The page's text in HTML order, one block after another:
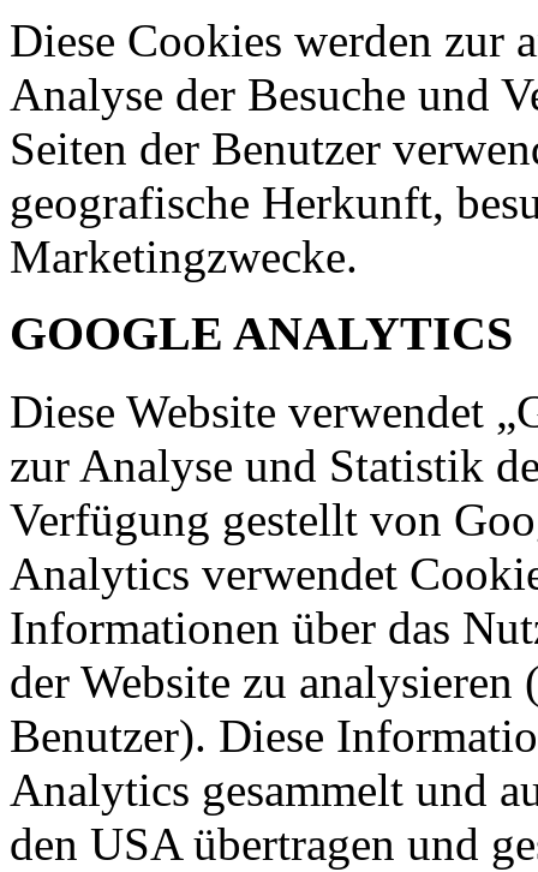
Diese Cookies werden zur
Analyse der Besuche und
Seiten der Benutzer
geografische Herkunft,
Marketingzwecke.
GOOGLE ANALYTICS
Diese Website verwendet
zur Analyse und Statistik
Verfügung gestellt von
Analytics verwendet
Informationen über das
der Website zu
Benutzer). Diese
Analytics gesammelt und
den USAübertragen und